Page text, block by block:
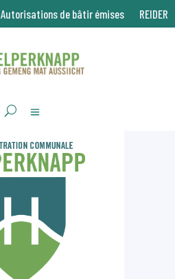
Autorisations de bâtir émises REIDER